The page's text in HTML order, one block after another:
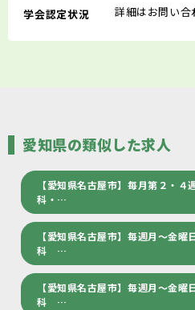
学会認定状況 詳細はお問い合
愛知県の類似した求人
【愛知県名古屋市】毎月第２・
科・…
【愛知県名古屋市】毎週月～
科 …
【愛知県名古屋市】毎週月～
科 …